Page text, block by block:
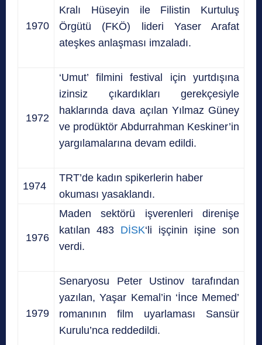
1970
Kralı Hüseyin ile Filistin Kurtuluş
Örgütü (FKÖ) lideri Yaser Arafat
ateşkes anlaşması imzaladı.
1972
‘Umut’ filmini festival için yurtdışına
izinsiz çıkardıkları gerekçesiyle
haklarında dava açılan Yılmaz Güney
ve prodüktör Abdurrahman Keskiner’in
yargılamalarına devam edildi.
1974
TRT’de kadın spikerlerin haber
okuması yasaklandı.
1976
Maden sektörü işverenleri direnişe
katılan 483 DİSK‘li işçinin işine son
verdi.
1979
Senaryosu Peter Ustinov tarafından
yazılan, Yaşar Kemal’in ‘İnce Memed’
romanının film uyarlaması Sansür
Kurulu’nca reddedildi.